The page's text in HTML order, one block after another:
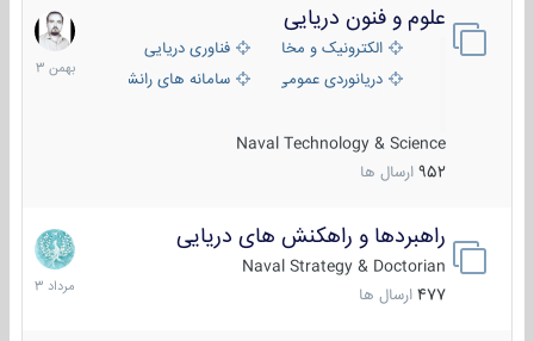
علوم و فنون دریایی
الکترونیک و مخابرات دریاییفناوری دریایی
دریانوردی عمومی
سامانه های رانشی دریایی
Naval Technology & Science
952 ارسال ها
6
بهمن
1403
راهبردها و راهکنش های دریایی
Naval Strategy & Doctorian
477 ارسال ها
2
مرداد
1403